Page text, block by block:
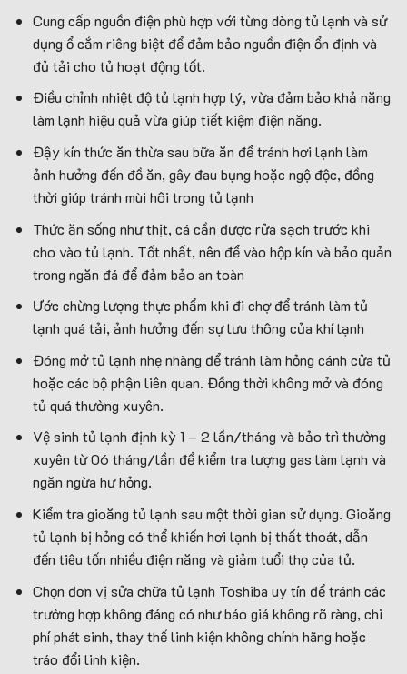
Cung cấp nguồn điện phù hợp với từng dòng tủ lạnh và sử
dụng ổ cắm riêng biệt để đảm bảo nguồn điện ổn định và
đủ tải cho tủ hoạt động tốt.
Điều chỉnh nhiệt độ tủ lạnh hợp lý, vừa đảm bảo khả năng
làm lạnh hiệu quả vừa giúp tiết kiệm điện năng.
Đậy kín thức ăn thừa sau bữa ăn để tránh hơi lạnh làm
ảnh hưởng đến đồ ăn, gây đau bụng hoặc ngộ độc, đồng
thời giúp tránh mùi hôi trong tủ lạnh
Thức ăn sống như thịt, cá cần được rửa sạch trước khi
cho vào tủ lạnh. Tốt nhất, nên để vào hộp kín và bảo quản
trong ngăn đá để đảm bảo an toàn
Ước chừng lượng thực phẩm khi đi chợ để tránh làm tủ
lạnh quá tải, ảnh hưởng đến sự lưu thông của khí lạnh
Đóng mở tủ lạnh nhẹ nhàng để tránh làm hỏng cánh cửa tủ
hoặc các bộ phận liên quan. Đồng thời không mở và đóng
tủ quá thường xuyên.
Vệ sinh tủ lạnh định kỳ 1 – 2 lần/tháng và bảo trì thường
xuyên từ 06 tháng/lần để kiểm tra lượng gas làm lạnh và
ngăn ngừa hư hỏng.
Kiểm tra gioăng tủ lạnh sau một thời gian sử dụng. Gioăng
tủ lạnh bị hỏng có thể khiến hơi lạnh bị thất thoát, dẫn
đến tiêu tốn nhiều điện năng và giảm tuổi thọ của tủ.
Chọn đơn vị sửa chữa tủ lạnh Toshiba uy tín để tránh các
trường hợp không đáng có như báo giá không rõ ràng, chi
phí phát sinh, thay thế linh kiện không chính hãng hoặc
tráo đổi linh kiện.